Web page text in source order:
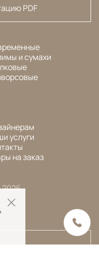
PDF
и сумахи
услуги
на заказ
2026